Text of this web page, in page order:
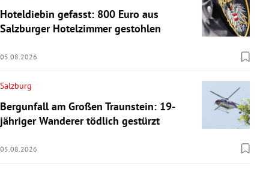
Hoteldiebin gefasst: 800 Euro aus
Salzburger Hotelzimmer gestohlen
05.08.2026
Salzburg
Bergunfall am Großen Traunstein: 19-
jähriger Wanderer tödlich gestürzt
05.08.2026